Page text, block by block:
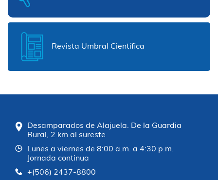
Revista Umbral Científica
Desamparados de Alajuela. De la Guardia
Rural, 2 km al sureste
Lunes a viernes de 8:00 a.m. a 4:30 p.m.
Jornada continua
+(506) 2437-8800